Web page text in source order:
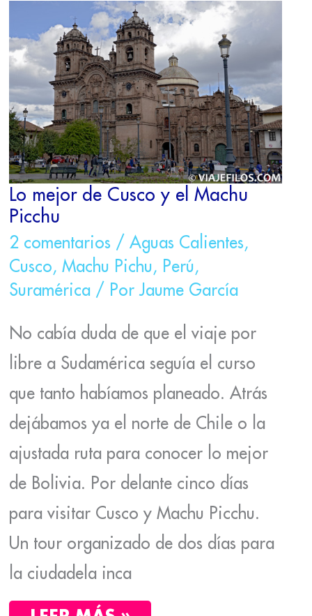
Lo mejor de Cusco y el Machu
Picchu
2 comentarios / Aguas Calientes,
Cusco, Machu Pichu, Perú,
Suramérica/ Por Jaume García
No cabía duda de que el viaje por
libre a Sudamérica seguía el curso
que tanto habíamos planeado. Atrás
dejábamos ya el norte de Chile o la
ajustada ruta para conocer lo mejor
de Bolivia. Por delante cinco días
para visitar Cusco y Machu Picchu.
Un tour organizado de dos días para
la ciudadela inca
MEJOR
DE
CUSCO
Y
EL
MACHU
PICCHU